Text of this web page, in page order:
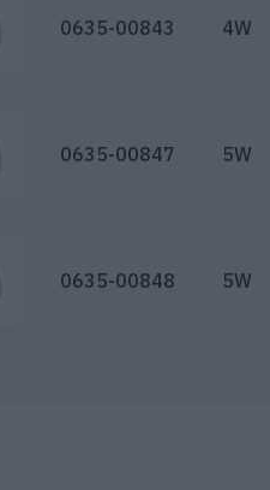
0635-00843 4W
0635-00847 5W
0635-00848 5W